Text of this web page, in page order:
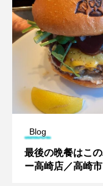
Blog
最後の晩餐はこ
ー高崎店／高崎市